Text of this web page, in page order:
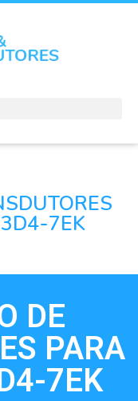
7EK
DE
PARA
7EK